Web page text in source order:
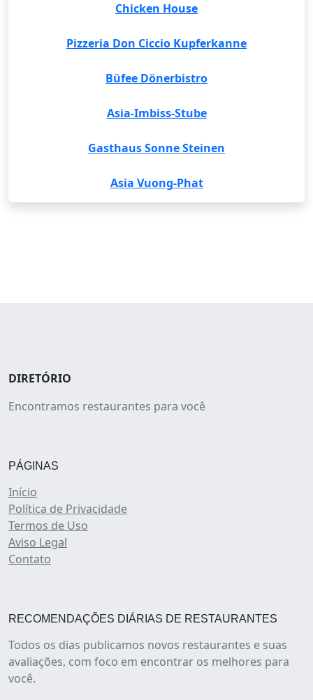
Chicken House
Pizzeria Don Ciccio Kupferkanne
Büfee Dönerbistro
Asia-Imbiss-Stube
Gasthaus Sonne Steinen
Asia Vuong-Phat
DIRETÓRIO
Encontramos restaurantes para você
PÁGINAS
Início
Política de Privacidade
Termos de Uso
Aviso Legal
Contato
RECOMENDAÇÕES DIÁRIAS DE RESTAURANTES
Todos os dias publicamos novos restaurantes e suas
avaliações, com foco em encontrar os melhores para
você.